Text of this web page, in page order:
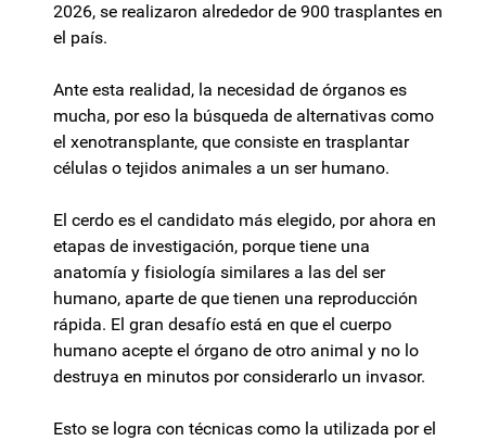
2026, se realizaron alrededor de 900 trasplantes en
el país.
Ante esta realidad, la necesidad de órganos es
mucha, por eso la búsqueda de alternativas como
el xenotransplante, que consiste en trasplantar
células o tejidos animales a un ser humano.
El cerdo es el candidato más elegido, por ahora en
etapas de investigación, porque tiene una
anatomía y fisiología similares a las del ser
humano, aparte de que tienen una reproducción
rápida. El gran desafío está en que el cuerpo
humano acepte el órgano de otro animal y no lo
destruya en minutos por considerarlo un invasor.
Esto se logra con técnicas como la utilizada por el